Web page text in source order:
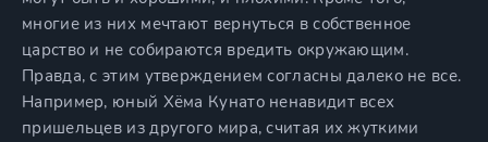
многие из них мечтают вернуться в собственное
царство и не собираются вредить окружающим.
Правда, с этим утверждением согласны далеко не все.
Например, юный Хёма Кунато ненавидит всех
пришельцев из другого мира, считая их жуткими